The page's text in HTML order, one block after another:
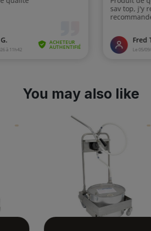
You may also like